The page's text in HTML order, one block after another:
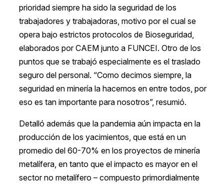
prioridad siempre ha sido la seguridad de los
trabajadores y trabajadoras, motivo por el cual se
opera bajo estrictos protocolos de Bioseguridad,
elaborados por CAEM junto a FUNCEI. Otro de los
puntos que se trabajó especialmente es el traslado
seguro del personal. “Como decimos siempre, la
seguridad en minería la hacemos en entre todos, por
eso es tan importante para nosotros”, resumió.
Detalló además que la pandemia aún impacta en la
producción de los yacimientos, que está en un
promedio del 60-70% en los proyectos de minería
metalífera, en tanto que el impacto es mayor en el
sector no metalífero – compuesto primordialmente